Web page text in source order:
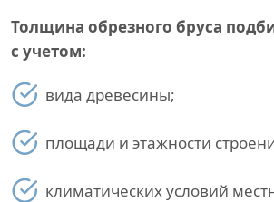
Толщина обрезного бруса
с учетом:
вида древесины;
площади и этажности
климатических условий